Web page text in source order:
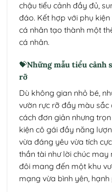
chậu tiểu cảnh đầy đủ,
đáo. Kết hợp với phụ
cá nhân tạo thành một
cá nhân.
💝Những mẫu tiểu cảnh
rỡ
Dù không gian nhỏ bé,
vườn rực rỡ đầy màu
cách đơn giản nhưng
kiện cô gái đầy năng
vừa đáng yêu vừa tích
thần tài như lời chúc
đôi mang đến một khu
mạng vừa bình yên, hạnh